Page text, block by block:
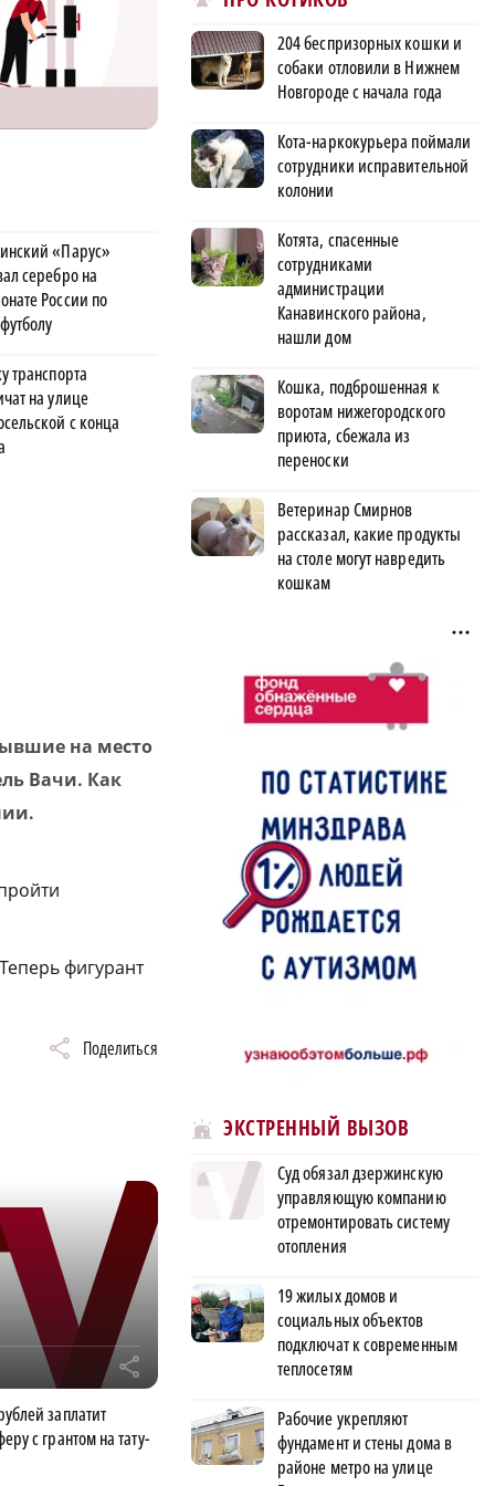
«Парус»
серебро на
России по
транспорта
на улице
с конца
на место
Вачи. Как
фигурант
Поделиться
r
заплатит
с грантом на тату-
204 беспризорных кошки и
собаки отловили в Нижнем
Новгороде с начала года
Кота-наркокурьера поймали
сотрудники исправительной
колонии
Котята, спасенные
сотрудниками
администрации
Канавинского района,
нашли дом
Кошка, подброшенная к
воротам нижегородского
приюта, сбежала из
переноски
Ветеринар Смирнов
рассказал, какие продукты
на столе могут навредить
кошкам
ЭКСТРЕННЫЙ ВЫЗОВ
Суд обязал дзержинскую
управляющую компанию
отремонтировать систему
отопления
19 жилых домов и
социальных объектов
подключат к современным
теплосетям
Рабочие укрепляют
фундамент и стены дома в
районе метро на улице